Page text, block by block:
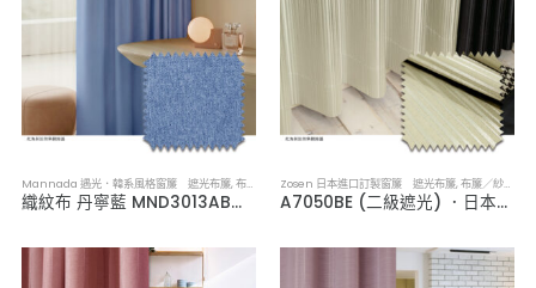
Mannada 遇光．韓系風格窗簾 遮光布簾,布簾／紗簾／窗簾布
織紋布 丹寧藍 MND3013AB．韓系軟裝遮光布簾
Zosen 日本進口訂製窗簾 遮光布簾,布簾／紗簾／窗簾布
A7050BE (二級遮光) ．日本進口訂製遮光布簾